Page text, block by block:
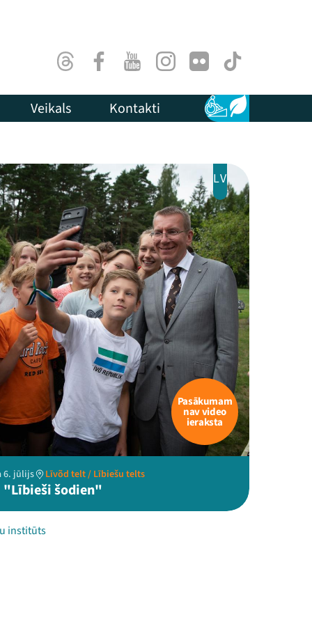
ThreadsFacebookYoutubeInstagram
Flick TikTok
Veikals Kontakti Pieejamība
Ilgtspēja
LV
Pasākumam
nav video
ieraksta
6. jūlijs Līvõd telt / Lībiešu telts
"Lībieši šodien"
institūts